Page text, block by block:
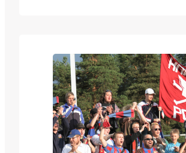
jatkoi matkaansa cupissa. Tuolloin
Kakkosessa pelanneet iisalmelaiset
putosivat viime kauden päätteeksi
Kolmoseen. Lähde…